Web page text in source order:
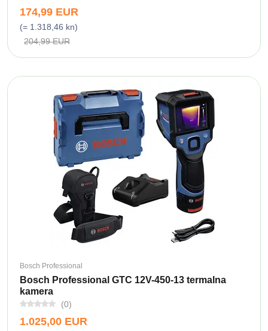
174,99 EUR
(= 1.318,46 kn)
204,99 EUR
Bosch Professional
Bosch Professional GTC 12V-450-13 termalna
kamera
(0)
1.025,00 EUR